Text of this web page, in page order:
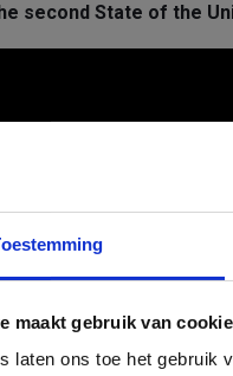
maakt gebruik van
laten ons toe het gebruik
second State of the